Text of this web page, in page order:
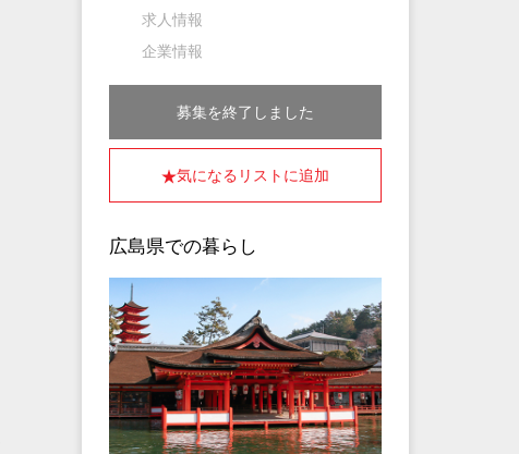
求人情報
企業情報
募集を終了しました
気になるリストに追加
広島県での暮らし